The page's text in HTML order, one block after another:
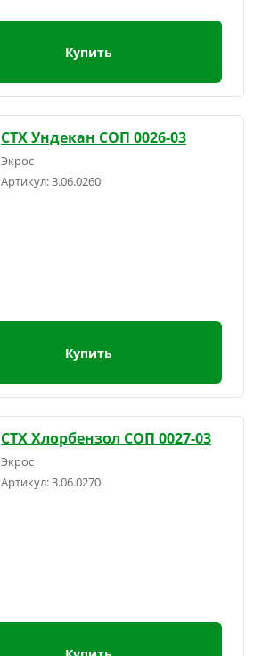
Купить
СТХ Ундекан СОП 0026-03
Экрос
Артикул:3.06.0260
Купить
СТХ Хлорбензол СОП 0027-03
Экрос
Артикул:3.06.0270